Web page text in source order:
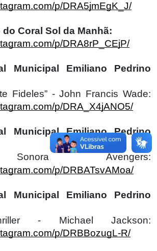
p/DRA5jmEgK_J/
Coral Sol da Manhã:
p/DRA8rP_CEjP/
Municipal Emiliano Pedrino
Fideles” - John Francis Wade:
p/DRA_X4jANO5/
Municipal Emiliano Pedrino
Avengers:
p/DRBATsvAMoa/
Municipal Emiliano Pedrino
- Michael Jackson:
p/DRBBozugL-R/